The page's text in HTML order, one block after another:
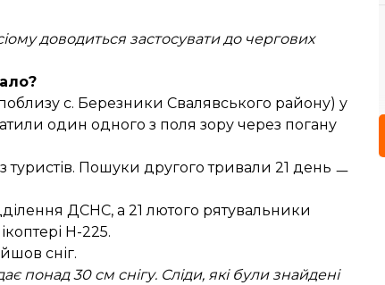
доводиться застосувати до чергових
с. Березники Свалявського району) у
один одного з поля зору через погану
Пошуки другого тривали 21 день ㅡ
ДСНС, а 21 лютого рятувальники
Н-225.
сніг.
понад 30 см снігу. Сліди, які були знайдені